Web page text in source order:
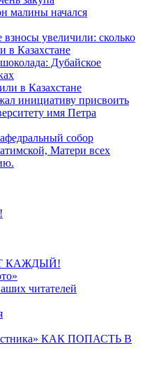
малины начался
увеличили: сколько
в Казахстане
Дубайское
в Казахстане
инициативу присвоить
имя Петра
собор
Матери всех
КАЖДЫЙ!
читателей
КАК ПОПАСТЬ В